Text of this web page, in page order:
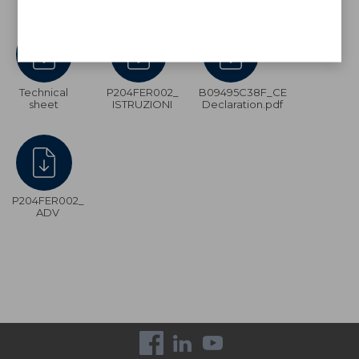
Technical
sheet
P204FER002_
ISTRUZIONI
B09495C38F_CE
Declaration.pdf
P204FER002_
ADV